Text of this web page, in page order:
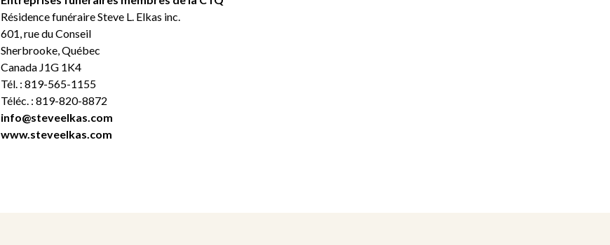
Résidence funéraire Steve L. Elkas inc.
601, rue du Conseil
Sherbrooke, Québec
Canada J1G 1K4
Tél. : 819-565-1155
Téléc. : 819-820-8872
info@steveelkas.com
www.steveelkas.com